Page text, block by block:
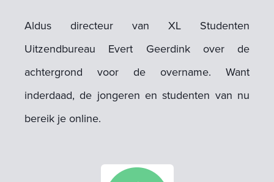
Aldus directeur van XL Studenten
Uitzendbureau Evert Geerdink over de
achtergrond voor de overname. Want
inderdaad, de jongeren en studenten van nu
bereik je online.